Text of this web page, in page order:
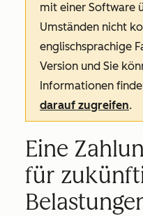
mit einer Software
Umständen nicht
englischsprachige
Version und Sie
Informationen
darauf zugreifen.
Eine
für